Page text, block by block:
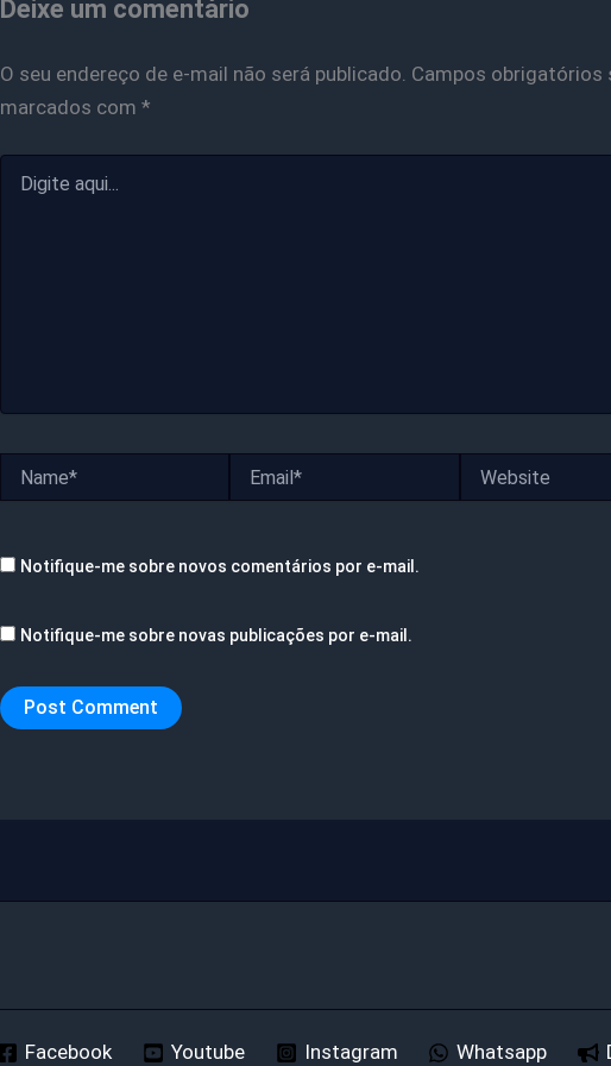
Deixe um comentário
O seu endereço de e-mail não será publicado. Campos obrigatórios
marcados com *
aqui...
Notifique-me sobre novos comentários por e-mail.
Notifique-me sobre novas publicações por e-mail.
Facebook Youtube Instagram Whatsapp